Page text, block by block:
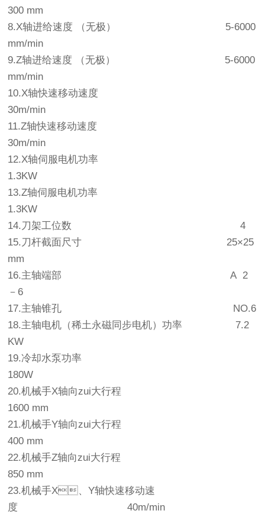
300 mm
8.X轴进给速度 （无极） 5-6000
mm/min
9.Z轴进给速度 （无极） 5-6000
mm/min
10.X轴快速移动速度
30m/min
11.Z轴快速移动速度
30m/min
12.X轴伺服电机功率
1.3KW
13.Z轴伺服电机功率
1.3KW
14.刀架工位数 4
15.刀杆截面尺寸 25×25
mm
16.主轴端部 A 2
－6
17.主轴锥孔 NO.6
18.主轴电机（稀土永磁同步电机）功率 7.2
KW
19.冷却水泵功率
180W
20.机械手X轴向zui大行程
1600 mm
21.机械手Y轴向zui大行程
400 mm
22.机械手Z轴向zui大行程
850 mm
23.机械手X、Y轴快速移动速
度 40m/min